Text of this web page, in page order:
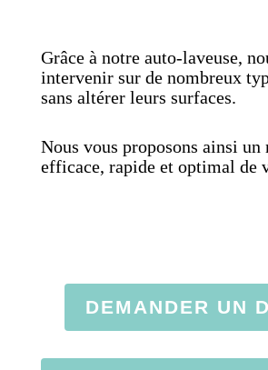
Grâce à notre auto-laveuse,
intervenir sur de nombreux
sans altérer leurs surfaces.
Nous vous proposons ainsi un
efficace, rapide et optimal de
DEMANDER UN